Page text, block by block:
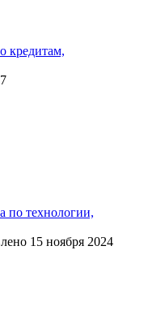
кредитам,
по технологии,
15 ноября 2024